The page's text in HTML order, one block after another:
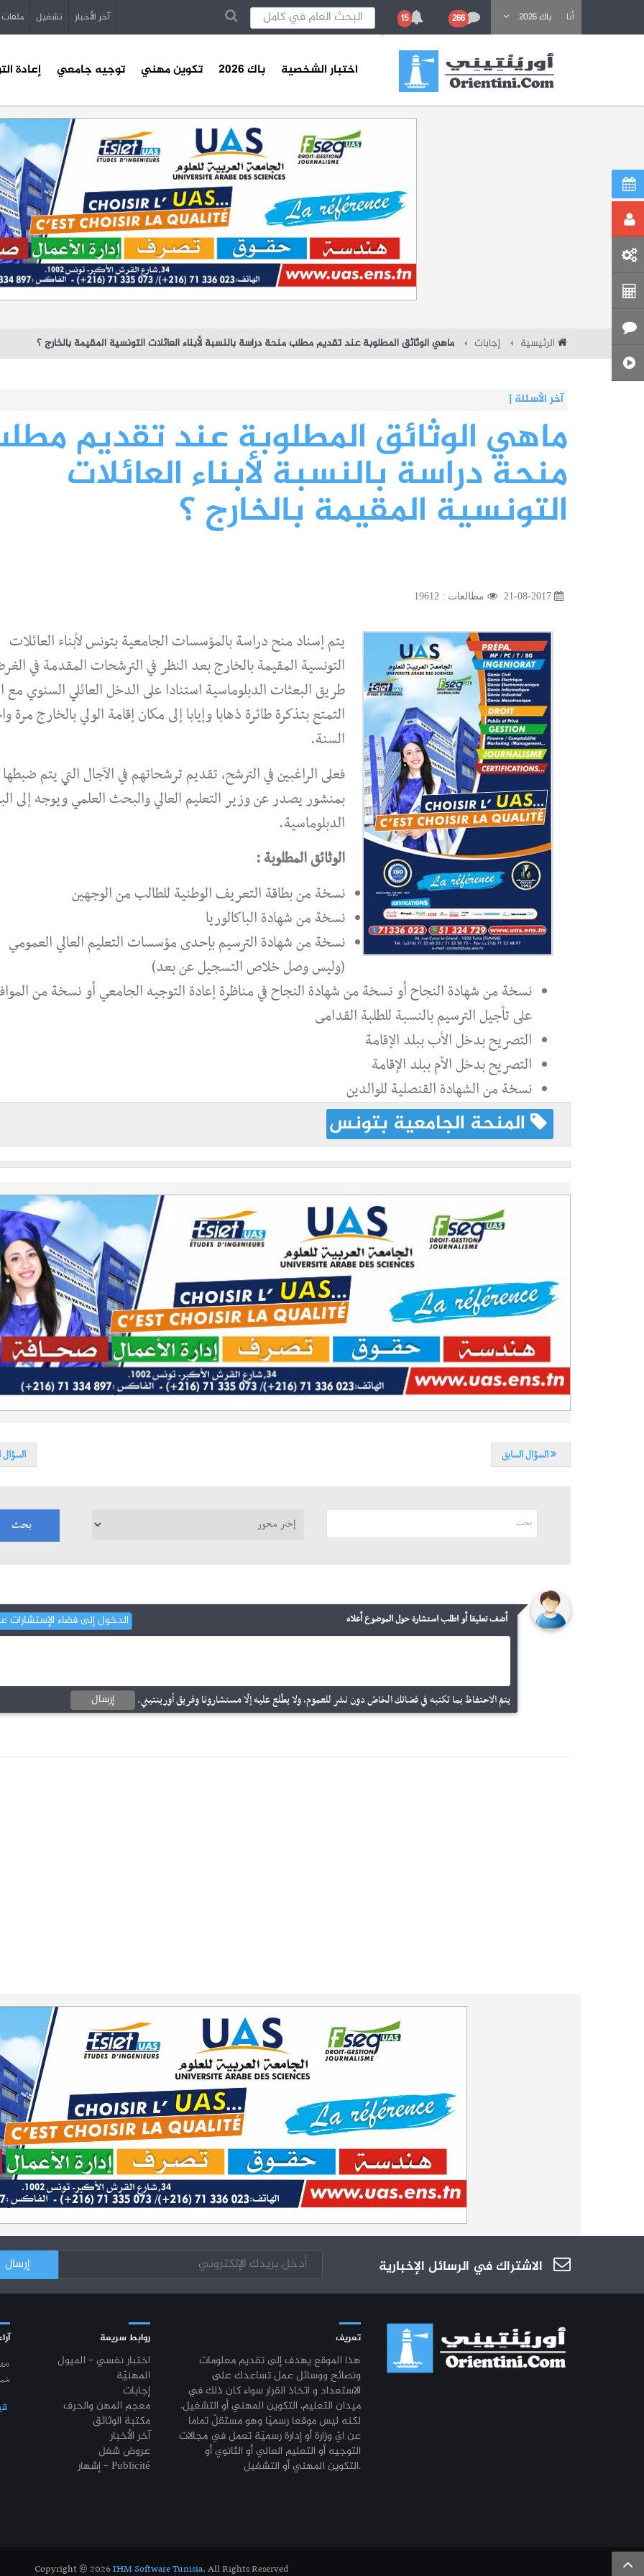
أنا باك 2026
باحث عن تكوين
266
15 آخر الأخبار تشغيل ملفات
اختبار الشخصية باك 2026 تكوين مهني توجيه جامعي إعادة
الرئيسية إجابات ماهي الوثائق المطلوبة عند تقديم مطلب منحة دراسة بالنسبة لأبناء العائلات التونسية المقيمة بالخارج ؟
آخر الأسئلة|
ماهي الوثائق المطلوبة عند تقديم
منحة دراسة بالنسبة لأبناء العائلات
التونسية المقيمة بالخارج ؟
مطالعات : 19612
يتم إسناد منح دراسة بالمؤسسات الجامعية بتونس لأبناء العائلات
التونسية المقيمة بالخارج بعد النظر في الترشحات المقدمة في
طريق البعثات الدبلوماسية استنادا على الدخل العائلي السنوي مع
التمتع بتذكرة طائرة ذهابا وإيابا إلى مكان إقامة الولي بالخارج مرة
السنة.
فعلى الراغبين في الترشح، تقديم ترشحاتهم في الآجال التي يتم ضبطها
بمنشور يصدر عن وزير التعليم العالي والبحث العلمي ويوجه إلى
الدبلوماسية.
الوثائق المطلوبة :
نسخة من بطاقة التعريف الوطنية للطالب من الوجهين
نسخة من شهادة الباكالوريا
نسخة من شهادة الترسيم بإحدى مؤسسات التعليم العالي العمومي
(وليس وصل خلاص التسجيل عن بعد)
نسخة من شهادة النجاح أو نسخة من شهادة النجاح في مناظرة إعادة التوجيه الجامعي أو نسخة من
على تأجيل الترسيم بالنسبة للطلبة القدامى
التصريح بدخل الأب ببلد الإقامة
التصريح بدخل الأم ببلد الإقامة
نسخة من الشهادة القنصلية للوالدين
المنحة الجامعية بتونس
السؤال السابق السؤال
أضف تعليقا أو اطلب استشارة حول الموضوع أعلاه الدخول إلى فضاء الإستشارات
يتمّ الاحتفاظ بما تكتبه في فضائك الخاصّ دون نشر للعموم، ولا يطّلع عليه إلّا مستشارونا وفريق أورينتيني. إرسال
الاشتراك في الرسائل الإخبارية
تعريف
هذا الموقع يهدف إلى تقديم معلومات
ونصائح ووسائل عمل تساعدك على
الاستعداد و اتخاذ القرار سواء كان ذلك في
ميدان التعليم، التكوين المهني أو التشغيل.
لكنه ليس موقعا رسميّا وهو مستقلّ تماما
عن ايّ وزارة أو إدارة رسميّة تعمل في مجالات
التوجيه أو التعليم العالي أو الثانوي أو
التكوين المهني أو التشغيل.
روابط سريعة
اختبار نفسي - الميول
المهنيّة
إجابات
معجم المهن والحرف
مكتبة الوثائق
آخر الأخبار
عروض شغل
إشهار - Publicité
Copyright © 2026IHM Software Tunisia. All Rights Reserved